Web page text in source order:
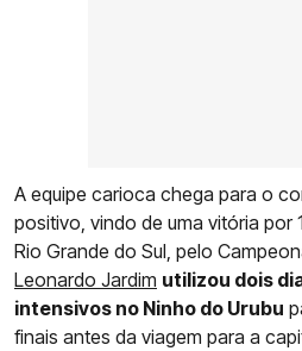
A equipe carioca chega para o
positivo, vindo de uma vitória por
Rio Grande do Sul, pelo
Leonardo Jardim utilizou dois
intensivos no Ninho do Urubu
finais antes da viagem para a